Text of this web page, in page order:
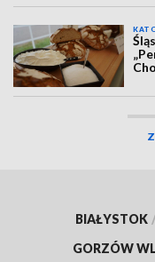
BIAŁYSTOK
GORZÓW